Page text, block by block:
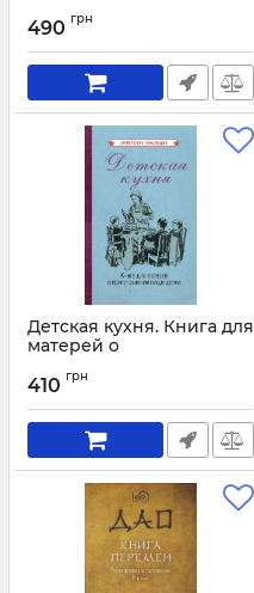
Артикул:
490 грн
Детская кухня. Книга для
матерей о
детям [1955]
Артикул: 3078
410 грн